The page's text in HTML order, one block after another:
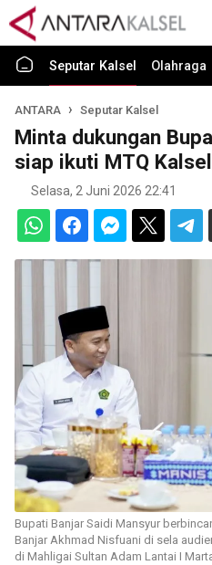
Seputar Kalsel Olahraga
ANTARA Seputar Kalsel
Minta dukungan
siap ikuti MTQ Kalsel
Selasa, 2 Juni 2026 22:41
Bupati Banjar Saidi Mansyur
Banjar Akhmad Nisfuani di sela
di Mahligai Sultan Adam Lantai I